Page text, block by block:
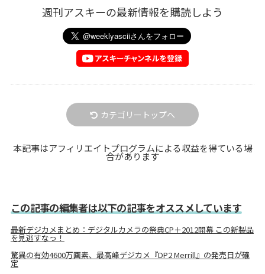
週刊アスキーの最新情報を購読しよう
カテゴリートップへ
本記事はアフィリエイトプログラムによる収益を得ている場
合があります
この記事の編集者は以下の記事をオススメしています
最新デジカメまとめ：デジタルカメラの祭典CP＋2012開幕 この新製品
を見逃すなっ！
驚異の有効4600万画素、最高峰デジカメ『DP2 Merrill』の発売日が確
定